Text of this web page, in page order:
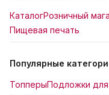
КаталогРозничный
Пищевая печать
Популярные
ТопперыПодложки